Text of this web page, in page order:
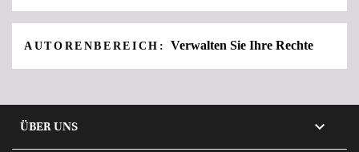
AUTORENBEREICH: Verwalten Sie Ihre Rechte
ÜBER UNS 